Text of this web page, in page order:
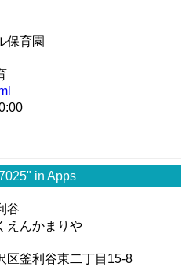
保育園
in Apps
谷
えんかまりや
区釜利谷東二丁目15-8